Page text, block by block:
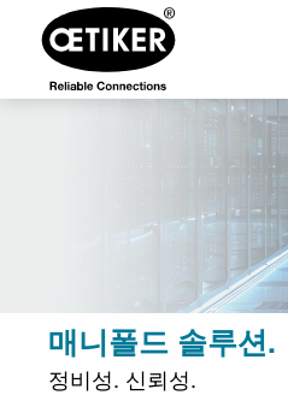
매니폴드 솔루션.
정비성. 신뢰성.